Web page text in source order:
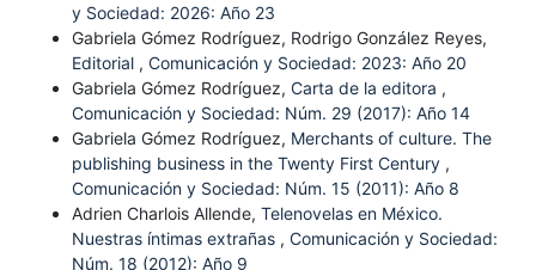
y Sociedad: 2026: Año 23
Gabriela Gómez Rodríguez, Rodrigo González Reyes,
Editorial , Comunicación y Sociedad: 2023: Año 20
Gabriela Gómez Rodríguez, Carta de la editora ,
Comunicación y Sociedad: Núm. 29 (2017): Año 14
Gabriela Gómez Rodríguez, Merchants of culture. The
publishing business in the Twenty First Century ,
Comunicación y Sociedad: Núm. 15 (2011): Año 8
Adrien Charlois Allende, Telenovelas en México.
Nuestras íntimas extrañas , Comunicación y Sociedad:
Núm. 18 (2012): Año 9